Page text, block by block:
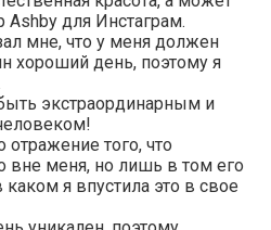
Ashby для Инстаграм.
мне, что у меня должен
хороший день, поэтому я
экстраординарным и
того, что
вне меня, но лишь в том его
каком я впустила это в свое